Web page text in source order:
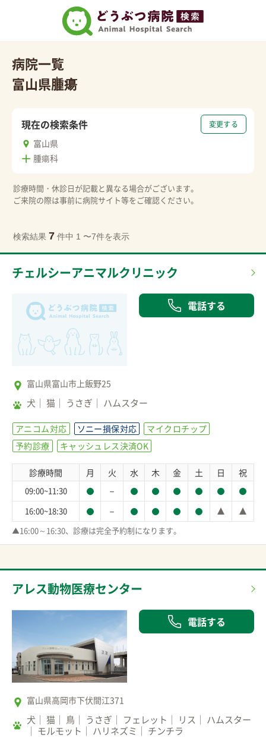
病院一覧
富山県腫瘍
変更する
現在の検索条件
富山県
腫瘍科
診療時間・休診日が記載と異なる場合がございます。
ご来院の際は事前に病院サイト等をご確認ください。
検索結果 7 件中 1 〜7件を表示
チェルシーアニマルクリニック
電話する
富山県富山市上飯野25
犬 猫 うさぎ ハムスター
アニコム対応 ソニー損保対応
マイクロチップ
予約診療
キャッシュレス決済OK
診療時間 月 火 水 木 金 土 日 祝
09:00~11:30 －
16:00~18:30 －
▲16:00～16:30、診療は完全予約制になります。
アレス動物医療センター
電話する
富山県高岡市下伏間江371
犬 猫 鳥 うさぎ フェレット リス
ハムスター
モルモット
ハリネズミ チンチラ